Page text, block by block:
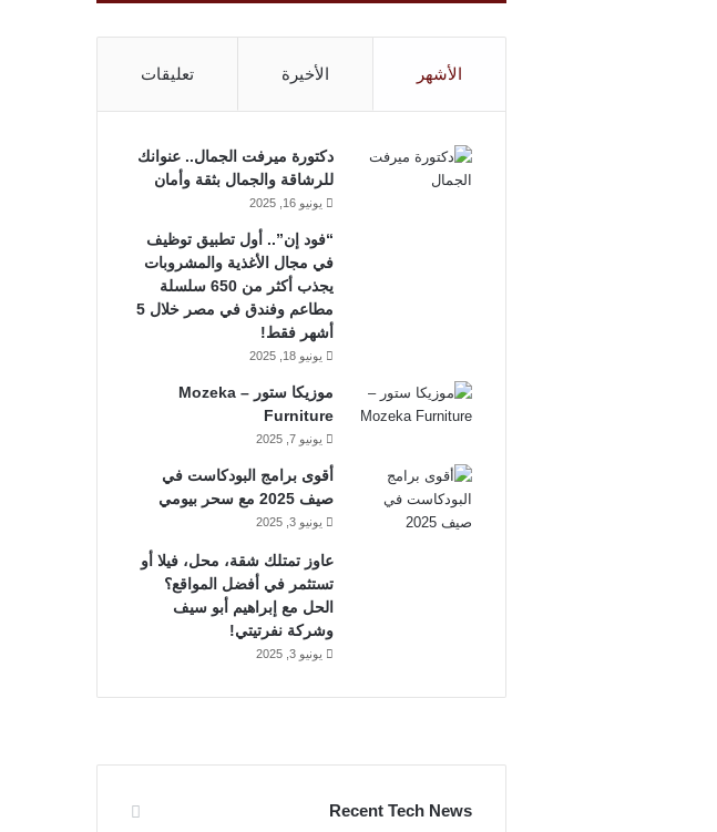
الأشهر الأخيرة تعليقات
دكتورة ميرفت الجمال.. عنوانك
للرشاقة والجمال بثقة وأمان
يونيو 16, 2025
“فود إن”.. أول تطبيق توظيف
في مجال الأغذية والمشروبات
يجذب أكثر من 650 سلسلة
مطاعم وفندق في مصر خلال 5
أشهر فقط!
يونيو 18, 2025
موزيكا ستور – Mozeka
Furniture
يونيو 7, 2025
أقوى برامج البودكاست في
صيف 2025 مع سحر بيومي
يونيو 3, 2025
عاوز تمتلك شقة، محل، فيلا أو
تستثمر في أفضل المواقع؟
الحل مع إبراهيم أبو سيف
وشركة نفرتيتي!
يونيو 3, 2025
Recent Tech News